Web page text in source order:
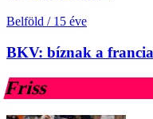
Belföld / 15 éve
BKV: bíznak a
Friss